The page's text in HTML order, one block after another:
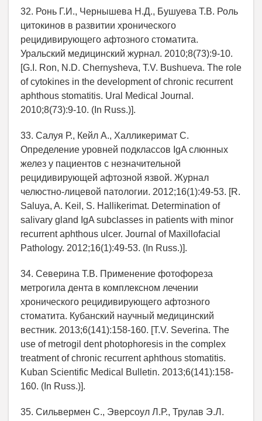
32. Ронь Г.И., Чернышева Н.Д., Бушуева Т.В. Роль
цитокинов в развитии хронического
рецидивирующего афтозного стоматита.
Уральский медицинский журнал. 2010;8(73):9-10.
[G.I. Ron, N.D. Chernysheva, T.V. Bushueva. The role
of cytokines in the development of chronic recurrent
aphthous stomatitis. Ural Medical Journal.
2010;8(73):9-10. (In Russ.)].
33. Салуя Р., Кейл А., Халликеримат С.
Определение уровней подклассов IgA слюнных
желез у пациентов с незначительной
рецидивирующей афтозной язвой. Журнал
челюстно-лицевой патологии. 2012;16(1):49-53. [R.
Saluya, A. Keil, S. Hallikerimat. Determination of
salivary gland IgA subclasses in patients with minor
recurrent aphthous ulcer. Journal of Maxillofacial
Pathology. 2012;16(1):49-53. (In Russ.)].
34. Северина Т.В. Применение фотофореза
метрогила дента в комплексном лечении
хронического рецидивирующего афтозного
стоматита. Кубанский научный медицинский
вестник. 2013;6(141):158-160. [T.V. Severina. The
use of metrogil dent photophoresis in the complex
treatment of chronic recurrent aphthous stomatitis.
Kuban Scientific Medical Bulletin. 2013;6(141):158-
160. (In Russ.)].
35. Сильвермен С., Эверсоул Л.Р., Трулав Э.Л.